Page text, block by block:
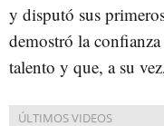
y disputó sus
demostró la
talento y que, a su